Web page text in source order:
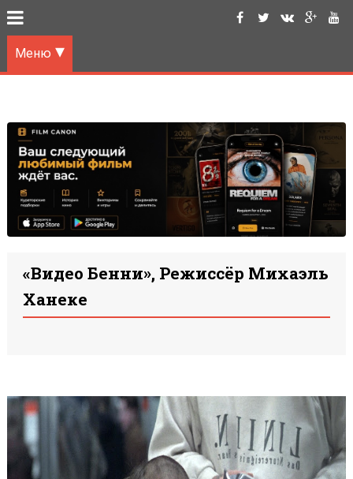
Меню
«Видео Бенни», Режиссёр Михаэль
Ханеке